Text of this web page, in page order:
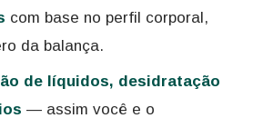
com base no perfil corporal,
da balança.
de líquidos, desidratação
— assim você e o